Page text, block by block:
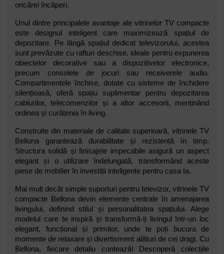
oricărei încăperi.
Unul dintre principalele avantaje ale vitrinelor TV compacte
este designul inteligent care maximizează spațiul de
depozitare. Pe lângă spațiul dedicat televizorului, acestea
sunt prevăzute cu rafturi deschise, ideale pentru expunerea
obiectelor decorative sau a dispozitivelor electronice,
precum consolele de jocuri sau receiverele audio.
Compartimentele închise, dotate cu sisteme de închidere
silențioasă, oferă spațiu suplimentar pentru depozitarea
cablurilor, telecomenzilor și a altor accesorii, menținând
ordinea și curățenia în living.
Construite din materiale de calitate superioară, vitrinele TV
Bellona garantează durabilitate și rezistență în timp.
Structura solidă și finisajele impecabile asigură un aspect
elegant și o utilizare îndelungată, transformând aceste
piese de mobilier în investiții inteligente pentru casa ta.
Mai mult decât simple suporturi pentru televizor, vitrinele TV
compacte Bellona devin elemente centrale în amenajarea
livingului, definind stilul și personalitatea spațiului. Alege
modelul care te inspiră și transformă-ți livingul într-un loc
elegant, funcțional și primitor, unde te poți bucura de
momente de relaxare și divertisment alături de cei dragi. Cu
Bellona, fiecare detaliu contează! Descoperă colecțiile